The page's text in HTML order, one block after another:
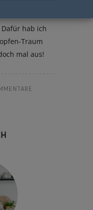
hab ich
Traum
mal aus!